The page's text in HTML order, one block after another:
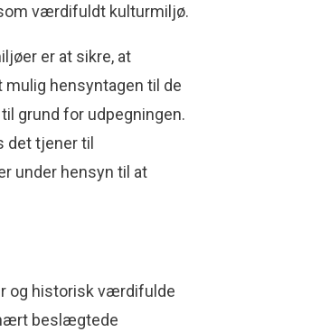
værdifuldt kulturmiljø.
er at sikre, at
hensyntagen til de
grund for udpegningen.
det tjener til
under hensyn til at
og historisk værdifulde
beslægtede